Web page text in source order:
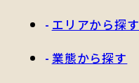
エリアから探す
業態から探す